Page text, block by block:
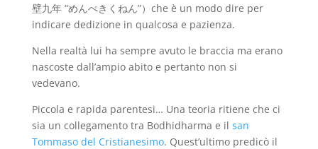
壁九年 “めんぺきくねん”）che è un modo dire per
indicare dedizione in qualcosa e pazienza.
Nella realtà lui ha sempre avuto le braccia ma erano
nascoste dall’ampio abito e pertanto non si
vedevano.
Piccola e rapida parentesi… Una teoria ritiene che ci
sia un collegamento tra Bodhidharma e il san
Tommaso del Cristianesimo. Quest’ultimo predicò il